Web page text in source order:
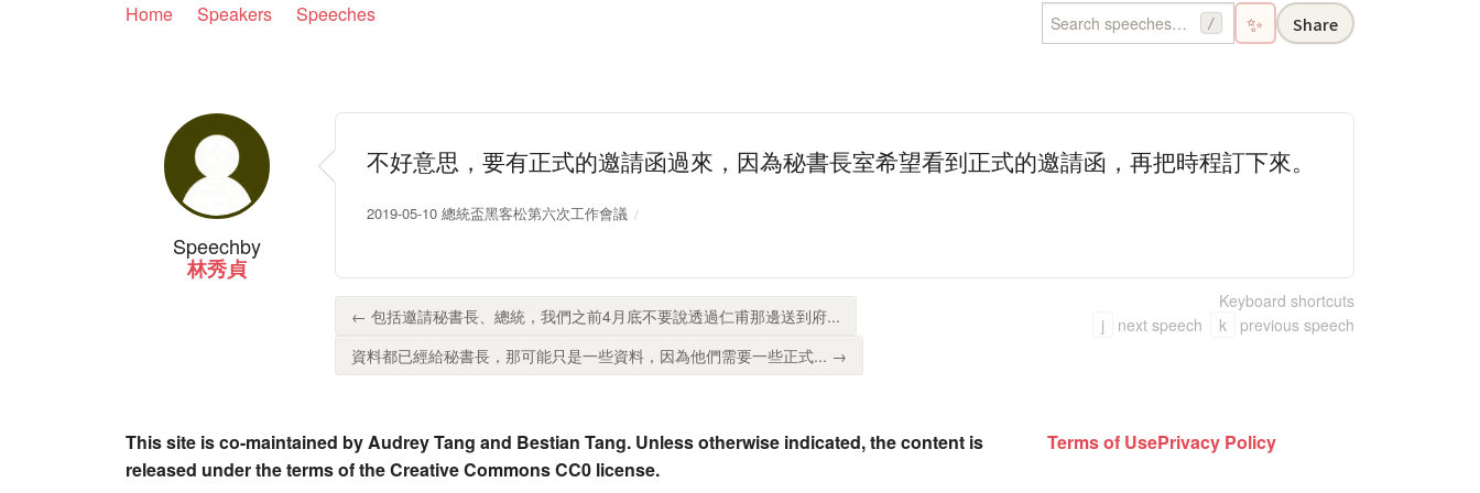
Home Speakers Speeches / ✨ Share
Speechby
林秀貞
不好意思，要有正式的邀請函過來，因為秘書長室希望看到正式的邀請函，再把時程訂下來。
2019-05-10 總統盃黑客松第六次工作會議
← 包括邀請秘書長、總統，我們之前4月底不要說透過仁甫那邊送到府...
資料都已經給秘書長，那可能只是一些資料，因為他們需要一些正式... →
Keyboard shortcuts
j
next speech k previous speech
This site is co-maintained by Audrey Tang and Bestian Tang. Unless otherwise indicated, the content is
released under the terms of the Creative Commons CC0 license.
Terms of UsePrivacy Policy